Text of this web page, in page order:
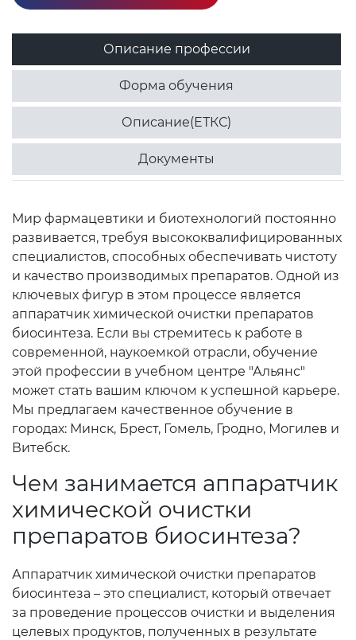
Описание профессии
Форма обучения
Описание(ЕТКС)
Документы
Мир фармацевтики и биотехнологий постоянно
развивается, требуя высококвалифицированных
специалистов, способных обеспечивать чистоту
и качество производимых препаратов. Одной из
ключевых фигур в этом процессе является
аппаратчик химической очистки препаратов
биосинтеза. Если вы стремитесь к работе в
современной, наукоемкой отрасли, обучение
этой профессии в учебном центре "Альянс"
может стать вашим ключом к успешной карьере.
Мы предлагаем качественное обучение в
городах: Минск, Брест, Гомель, Гродно, Могилев и
Витебск.
Чем занимается аппаратчик
химической очистки
препаратов биосинтеза?
Аппаратчик химической очистки препаратов
биосинтеза – это специалист, который отвечает
за проведение процессов очистки и выделения
целевых продуктов, полученных в результате